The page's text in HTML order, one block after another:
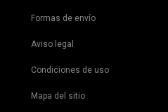
Formas de envío
Aviso legal
Condiciones de uso
Mapa del sitio